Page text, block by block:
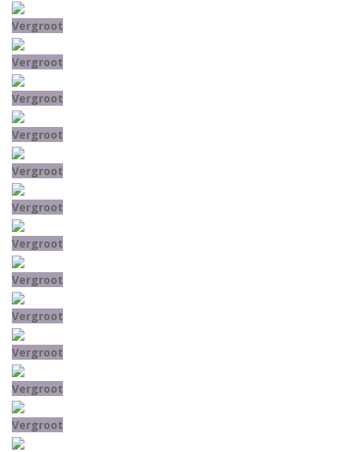
Vergroot
Vergroot
Vergroot
Vergroot
Vergroot
Vergroot
Vergroot
Vergroot
Vergroot
Vergroot
Vergroot
Vergroot